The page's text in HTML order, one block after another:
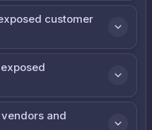
customer
and